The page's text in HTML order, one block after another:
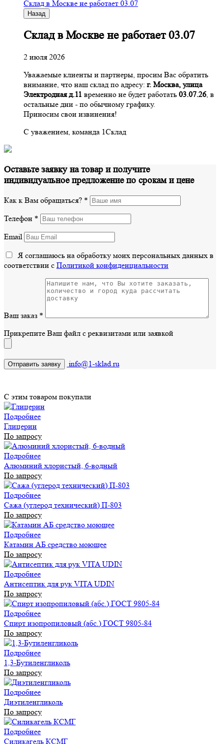
Склад в Москве не работает 03.07
Назад
Склад в Москве не работает 03.07
2 июля 2026
Уважаемые клиенты и партнеры, просим Вас обратить
внимание, что наш склад по адресу: г. Москва, улица
Электродная д.11 временно не будет работать 03.07.26, в
остальные дни - по обычному графику.
Приносим свои извинения!
С уважением, команда 1Склад
Оставьте заявку на товар и получите
индивидуальное предложение по срокам и цене
Как к Вам обращаться? *
Телефон *
Email
Я соглашаюсь на обработку моих персональных данных в
соответствии с Политикой конфиденциальности
Ваш заказ *
Прикрепите Ваш файл с реквизитами или заявкой
info@1-sklad.ru
С этим товаром покупали
Подробнее
Глицерин
По запросу
Подробнее
Алюминий хлористый, 6-водный
По запросу
Подробнее
Сажа (углерод технический) П-803
По запросу
Подробнее
Катамин АБ средство моющее
По запросу
Подробнее
Антисептик для рук VITA UDIN
По запросу
Подробнее
Спирт изопропиловый (абс.) ГОСТ 9805-84
По запросу
Подробнее
1,3-Бутиленгликоль
По запросу
Подробнее
Диэтиленгликоль
По запросу
Подробнее
Силикагель КСМГ